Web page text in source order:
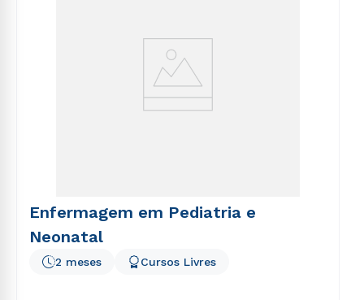
Enfermagem em Pediatria e
Neonatal
2 meses Cursos Livres